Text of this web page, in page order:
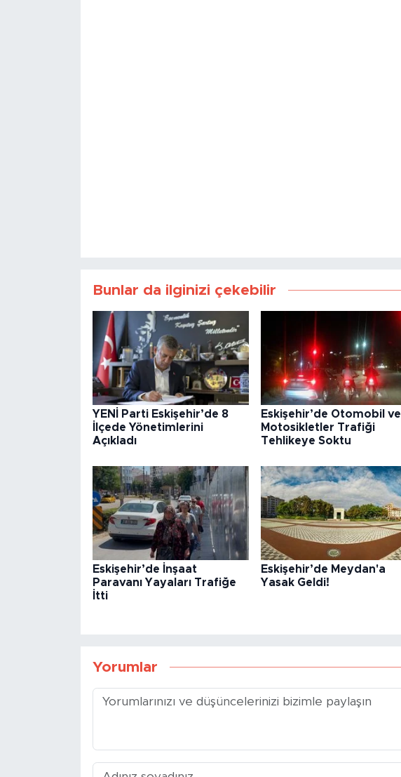
Bunlar da ilginizi çekebilir
YENİ Parti Eskişehir’de 8
İlçede Yönetimlerini
Açıkladı
Eskişehir’de Otomobil ve
Motosikletler Trafiği
Tehlikeye Soktu
Eskişehir’de İnşaat
Paravanı Yayaları Trafiğe
İtti
Eskişehir’de Meydan'a
Yasak Geldi!
Yorumlar